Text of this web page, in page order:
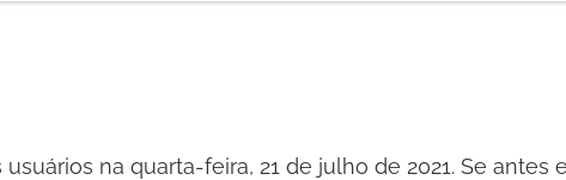
na quarta-feira, 21 de julho de 2021. Se antes